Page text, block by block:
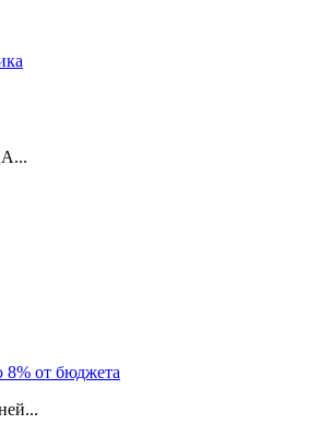
8% от бюджета